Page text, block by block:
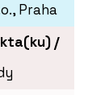
Praha
/